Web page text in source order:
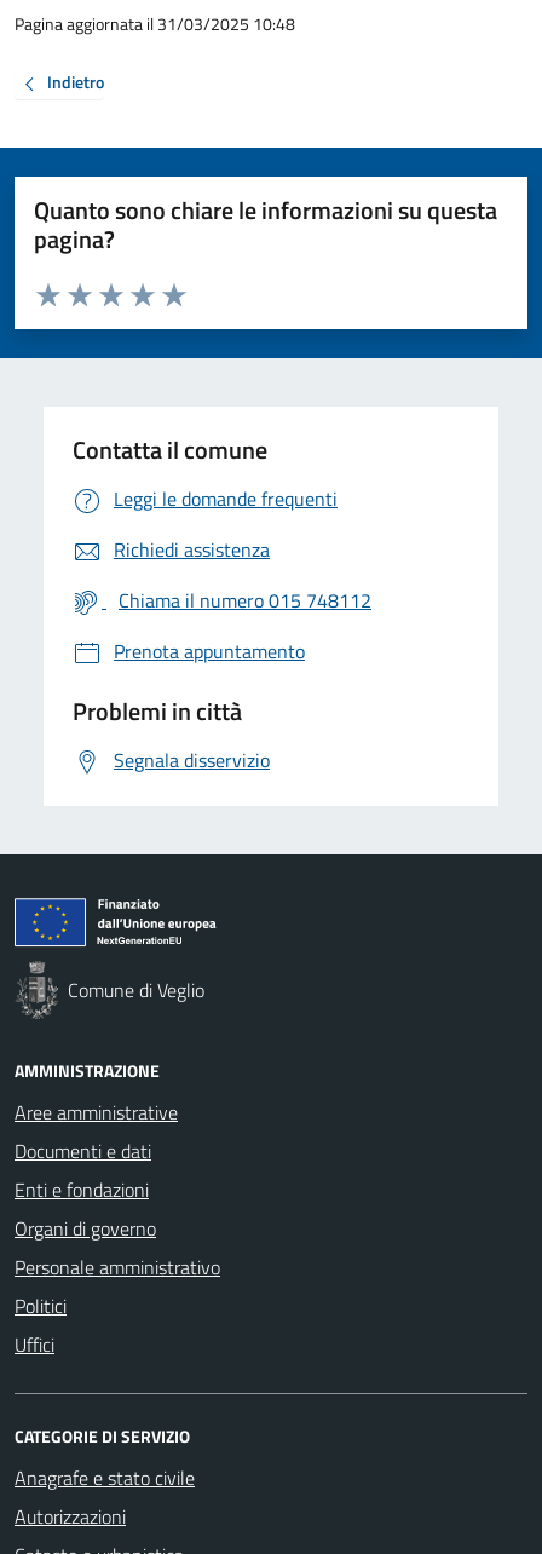
Pagina aggiornata il 31/03/2025 10:48
Indietro
Quanto sono chiare le informazioni su questa
pagina?
Valuta da 1 a 5 stelle la pagina
Valuta 5 stelle su 5
Valuta 4 stelle su 5
Valuta 3 stelle su 5
Valuta 2 stelle su 5
Valuta 1 stelle su 5
Contatta il comune
Leggi le domande frequenti
Richiedi assistenza
Chiama il numero 015 748112
Prenota appuntamento
Problemi in città
Segnala disservizio
Comune di Veglio
AMMINISTRAZIONE
Aree amministrative
Documenti e dati
Enti e fondazioni
Organi di governo
Personale amministrativo
Politici
Uffici
CATEGORIE DI SERVIZIO
Anagrafe e stato civile
Autorizzazioni